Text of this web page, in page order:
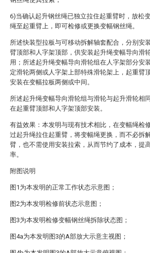
6)当确认起升钢丝绳已独立拉住起重臂时，放松
绳至起重臂上，即可检修或更换变幅钢丝绳。
所述快装型拉板与可移动拆解轴套配合，分别安
臂顶部和人字架顶部，供安装起升绳变幅导向滑
用；所述起升绳变幅导向滑轮组在人字架部分安
定滑轮两侧或人字架上部特殊滑轮架上，起重臂
安装在变幅拉板两侧或中间。
所述起升绳变幅导向滑轮组与滑轮与起升滑轮相
在起重臂顶部和人字架顶部安装。
有益效果：本发明与现有技术相比，在变幅绳检
过起升绳拉住起重臂，将变幅绳更换，而不必拆
臂，也不需使用安装拉索，从而节约了成本，提
率。
附图说明
图1为本发明的正常工作状态示意图；
图2为本发明检修前状态示意图；
图3为本发明检修变幅钢丝绳拆除状态图；
图4a为本发明图3的A部放大示意主视图；